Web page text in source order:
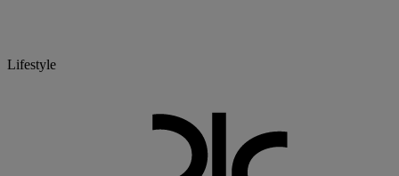
Lifestyle